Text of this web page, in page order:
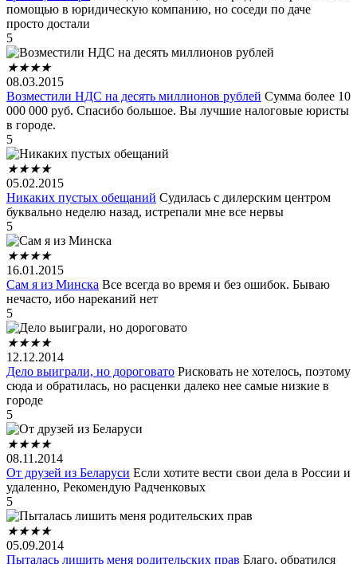
помощью в юридическую компанию, но соседи по даче
просто достали
5
★★★★
08.03.2015
Возместили НДС на десять миллионов рублей Сумма более 10
000 000 руб. Спасибо большое. Вы лучшие налоговые юристы
в городе.
5
★★★★
05.02.2015
Никаких пустых обещаний Судилась с дилерским центром
буквально неделю назад, истрепали мне все нервы
5
★★★★
16.01.2015
Сам я из Минска Все всегда во время и без ошибок. Бываю
нечасто, ибо нареканий нет
5
★★★★
12.12.2014
Дело выиграли, но дороговато Рисковать не хотелось, поэтому
сюда и обратилась, но расценки далеко нее самые низкие в
городе
5
★★★★
08.11.2014
От друзей из Беларуси Если хотите вести свои дела в России и
удаленно, Рекомендую Радченковых
5
★★★★
05.09.2014
Пыталась лишить меня родительских прав Благо, обратился